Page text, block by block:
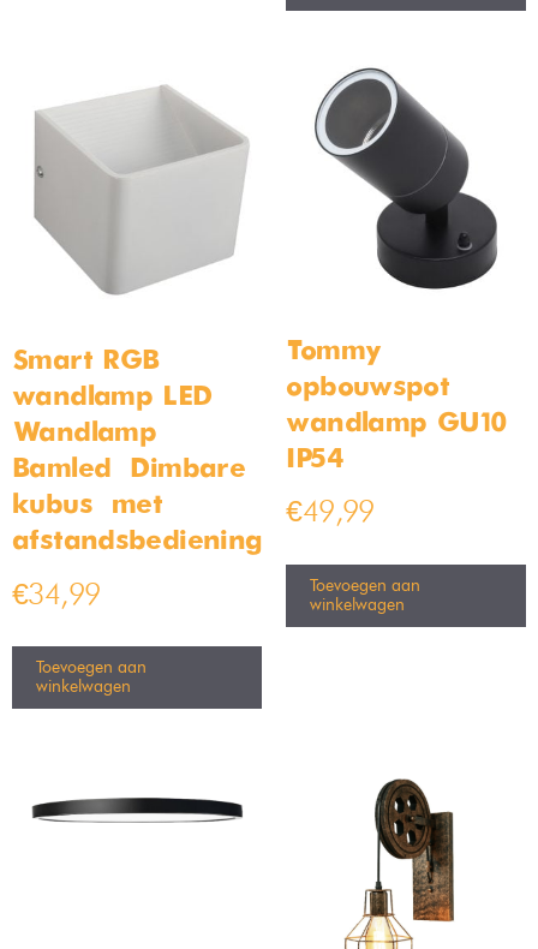
Smart RGB
wandlamp LED
Wandlamp
Bamled – Dimbare
kubus – met
afstandsbediening
€34,99
Toevoegen aan
winkelwagen
Tommy
opbouwspot
wandlamp GU10
IP54
€49,99
Toevoegen aan
winkelwagen